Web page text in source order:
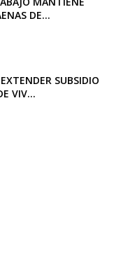
DE...
SUBSIDIO
VIV...